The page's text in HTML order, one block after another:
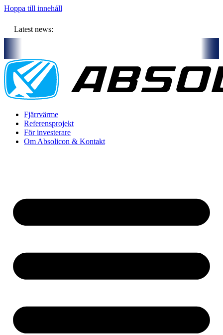
Hoppa till innehåll
Latest news:
Fjärrvärme
Referensprojekt
För investerare
Om Absolicon & Kontakt